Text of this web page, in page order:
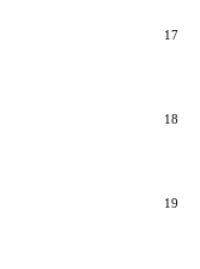
17
18
19